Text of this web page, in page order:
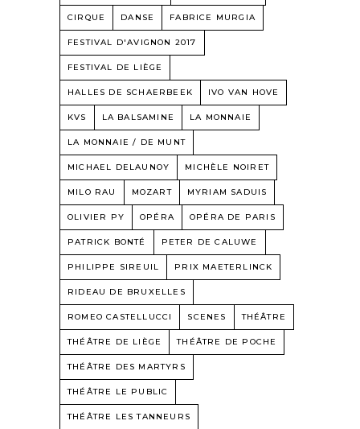
CIRQUE DANSE FABRICE MURGIA
FESTIVAL D'AVIGNON 2017
FESTIVAL DE LIÈGE
HALLES DE SCHAERBEEK IVO VAN HOVE
KVS LA BALSAMINE LA MONNAIE
LA MONNAIE / DE MUNT
MICHAEL DELAUNOY MICHÈLE NOIRET
MILO RAU MOZART MYRIAM SADUIS
OLIVIER PY OPÉRA OPÉRA DE PARIS
PATRICK BONTÉ PETER DE CALUWE
PHILIPPE SIREUIL PRIX MAETERLINCK
RIDEAU DE BRUXELLES
ROMEO CASTELLUCCI SCENES THÉÂTRE
THÉÂTRE DE LIÈGE THÉÂTRE DE POCHE
THÉÂTRE DES MARTYRS
THÉÂTRE LE PUBLIC
THÉÂTRE LES TANNEURS